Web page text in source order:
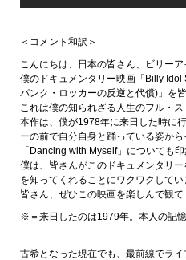
＜コメント和訳＞
こんにちは、日本の皆さん、ビリーア
僕のドキュメンタリー映画「Billy
パンク・ロッカーの反逆と代償)」を
これは僕の知られざる人生のフル・ス
本作は、僕が1978年に来日した時に
ーの前で自分自身と踊っている姿か
「Dancing with Myself」についても
僕は、皆さんがこのドキュメンタリ
を知ってくれることにワクワクしてい
皆さん、ぜひこの映画を楽しんで観て
※＝来日したのは1979年。本人の記憶
古希となった現在でも、最前線でラ